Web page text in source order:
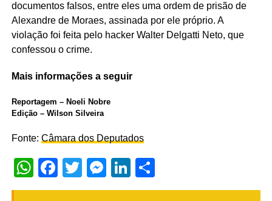
documentos falsos, entre eles uma ordem de prisão de
Alexandre de Moraes, assinada por ele próprio. A
violação foi feita pelo hacker Walter Delgatti Neto, que
confessou o crime.
Mais informações a seguir
Reportagem – Noeli Nobre
Edição – Wilson Silveira
Fonte: Câmara dos Deputados
WhatsApp
Facebook
TwitterMessenger
LinkedIn